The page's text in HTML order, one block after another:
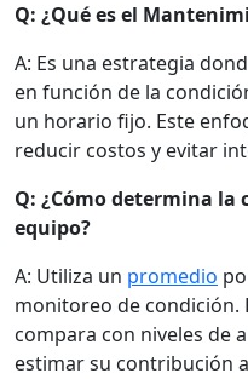
Q: ¿Qué es el
A: Es una estrategia
en función de la
un horario fijo. Este
reducir costos y evitar
Q: ¿Cómo determina la
equipo?
A: Utiliza un promedio
monitoreo de condición.
compara con niveles de
estimar su contribución